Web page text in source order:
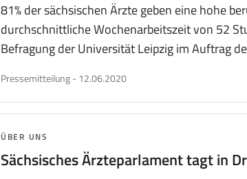
81% der sächsischen Ärzte geben eine hohe
durchschnittliche Wochenarbeitszeit von 52
Befragung der Universität Leipzig im Auftrag
Pressemitteilungveröffentlicht
- 12.06.2020
Sächsisches Ärzteparlament tagt in
THEMA:
ÜBER UNS